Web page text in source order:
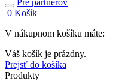
Pre partnerov
0 Košík
V nákupnom košíku máte:
Váš košík je prázdny.
Prejsť do košíka
Produkty